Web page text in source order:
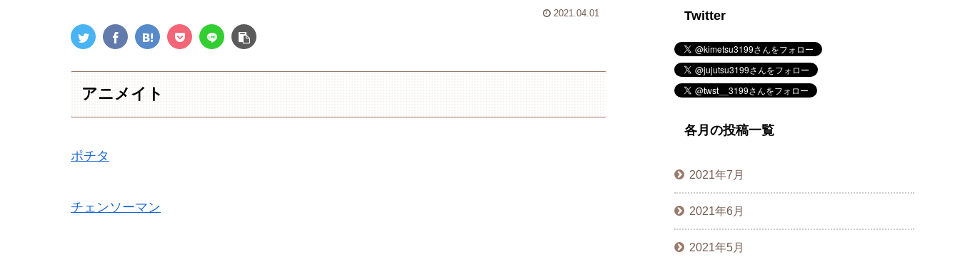
2021.04.01
アニメイト
ポチタ
チェンソーマン
Twitter
各月の投稿一覧
2021年7月
2021年6月
2021年5月